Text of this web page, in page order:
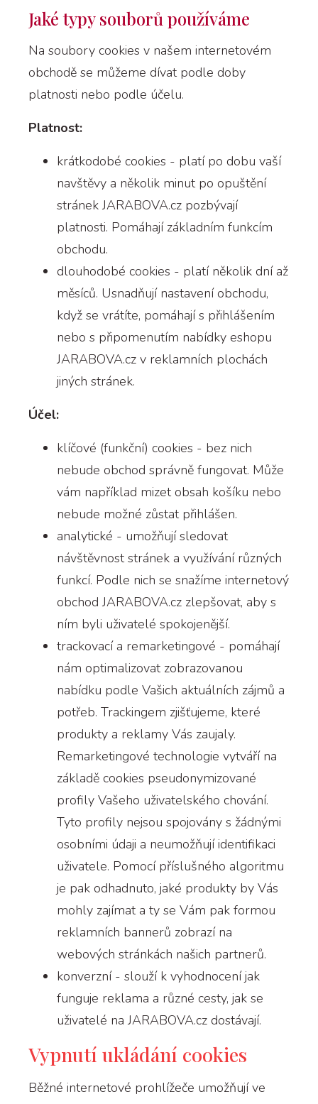
Jaké typy souborů používáme
Na soubory cookies v našem internetovém
obchodě se můžeme dívat podle doby
platnosti nebo podle účelu.
Platnost:
krátkodobé cookies - platí po dobu vaší
navštěvy a několik minut po opuštění
stránek JARABOVA.cz pozbývají
platnosti. Pomáhají základním funkcím
obchodu.
dlouhodobé cookies - platí několik dní až
měsíců. Usnadňují nastavení obchodu,
když se vrátíte, pomáhají s přihlášením
nebo s připomenutím nabídky eshopu
JARABOVA.cz v reklamních plochách
jiných stránek.
Účel:
klíčové (funkční) cookies - bez nich
nebude obchod správně fungovat. Může
vám například mizet obsah košíku nebo
nebude možné zůstat přihlášen.
analytické - umožňují sledovat
návštěvnost stránek a využívání různých
funkcí. Podle nich se snažíme internetový
obchod JARABOVA.cz zlepšovat, aby s
ním byli uživatelé spokojenější.
trackovací a remarketingové - pomáhají
nám optimalizovat zobrazovanou
nabídku podle Vašich aktuálních zájmů a
potřeb. Trackingem zjišťujeme, které
produkty a reklamy Vás zaujaly.
Remarketingové technologie vytváří na
základě cookies pseudonymizované
profily Vašeho uživatelského chování.
Tyto profily nejsou spojovány s žádnými
osobními údaji a neumožňují identifikaci
uživatele. Pomocí příslušného algoritmu
je pak odhadnuto, jaké produkty by Vás
mohly zajímat a ty se Vám pak formou
reklamních bannerů zobrazí na
webových stránkách našich partnerů.
konverzní - slouží k vyhodnocení jak
funguje reklama a různé cesty, jak se
uživatelé na JARABOVA.cz dostávají.
Vypnutí ukládání cookies
Běžné internetové prohlížeče umožňují ve